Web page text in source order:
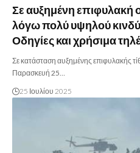
Σε αυξημένη επιφυλακή
λόγω πολύ υψηλού
Οδηγίες και χρήσιμα
Σε κατάσταση αυξημένης επιφυλακής
Παρασκευή 25…
25 Ιουλίου 2025